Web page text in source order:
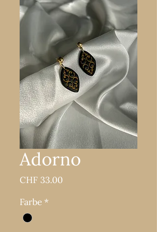
Adorno
CHF 33.00
Farbe *